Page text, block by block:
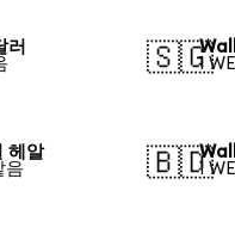
러
🇸🇬
1
헤알
음
🇧🇩
1